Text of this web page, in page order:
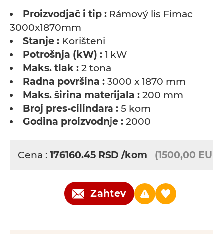
Proizvodjač i tip : Rámový lis Fimac
3000x1870mm
Stanje : Korišteni
Potrošnja (kW) : 1 kW
Maks. tlak : 2 tona
Radna površina : 3000 x 1870 mm
Maks. širina materijala : 200 mm
Broj pres-cilindara : 5 kom
Godina proizvodnje : 2000
Cena : 176160.45 RSD /kom (1500,00 EUR)
Zahtev